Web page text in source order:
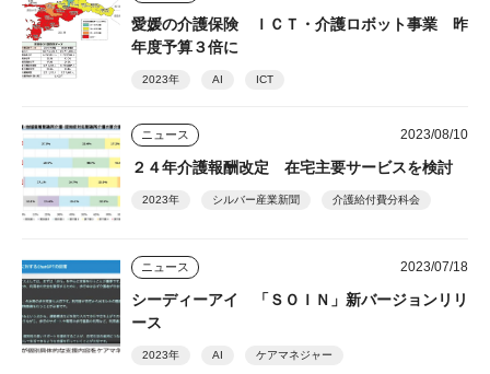
愛媛の介護保険 ＩＣＴ・介護ロボット事業 昨
年度予算３倍に
2023年 AI ICT
ニュース 2023/08/10
２４年介護報酬改定 在宅主要サービスを検討
2023年 シルバー産業新聞 介護給付費分科会
ニュース 2023/07/18
シーディーアイ 「ＳＯＩＮ」新バージョンリリ
ース
2023年 AI ケアマネジャー